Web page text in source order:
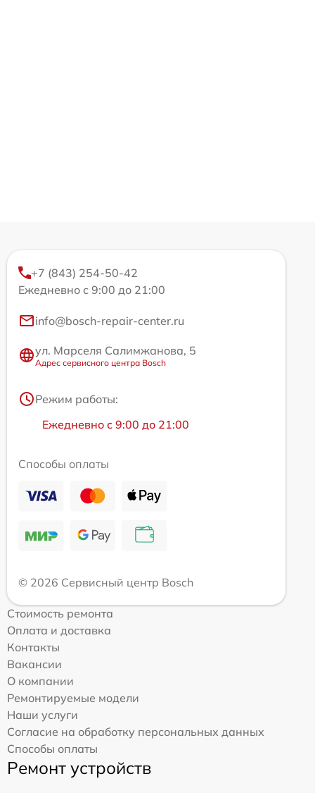
+7 (843) 254-50-42
Ежедневно с 9:00 до 21:00
info@bosch-repair-center.ru
ул. Марселя Салимжанова, 5
Адрес сервисного центра Bosch
Режим работы:
Ежедневно с 9:00 до 21:00
Способы оплаты
© 2026 Сервисный центр Bosch
Стоимость ремонта
Оплата и доставка
Контакты
Вакансии
О компании
Ремонтируемые модели
Наши услуги
Согласие на обработку персональных данных
Способы оплаты
Ремонт устройств